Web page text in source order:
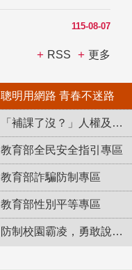
115-08-07
RSS 更多
聰明用網路 青春不迷路
「補課了沒？」人權及轉型正義教育專區
教育部全民安全指引專區
教育部詐騙防制專區
教育部性別平等專區
防制校園霸凌，勇敢說出來！